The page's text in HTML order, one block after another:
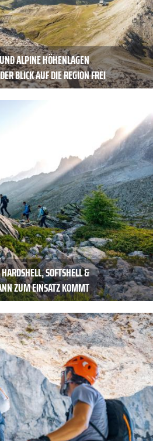
ALPINE HÖHENLAGEN
BLICK AUF DIE REGION FREI
SOFTSHELL &
ZUM EINSATZ KOMMT